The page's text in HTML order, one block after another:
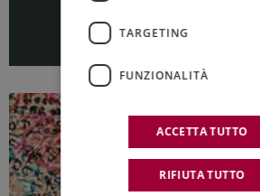
TARGETING
FUNZIONALITÀ
ACCETTA TUTTO
RIFIUTA TUTTO